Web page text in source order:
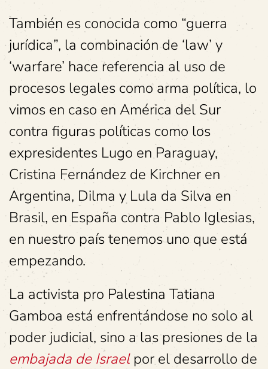
También es conocida como “guerra
jurídica”, la combinación de ‘law’ y
‘warfare’ hace referencia al uso de
procesos legales como arma política, lo
vimos en caso en América del Sur
contra figuras políticas como los
expresidentes Lugo en Paraguay,
Cristina Fernández de Kirchner en
Argentina, Dilma y Lula da Silva en
Brasil, en España contra Pablo Iglesias,
en nuestro país tenemos uno que está
empezando.
La activista pro Palestina Tatiana
Gamboa está enfrentándose no solo al
poder judicial, sino a las presiones de la
embajada de Israelpor el desarrollo de